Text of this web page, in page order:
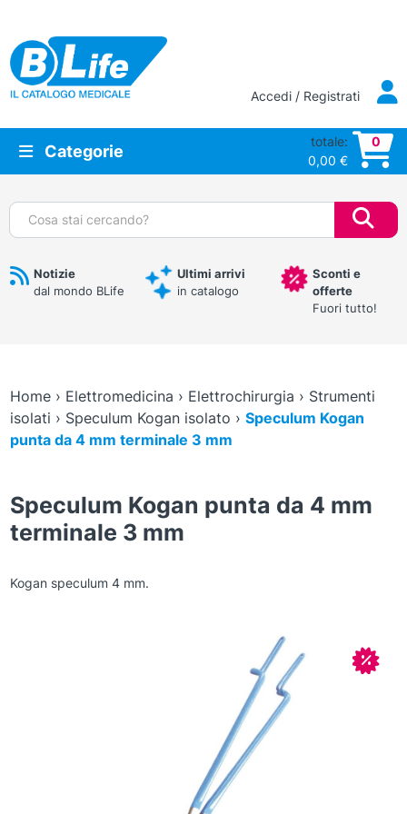
Vai al contenuto principale
Accedi / Registrati
Categorie
totale:
0,00 €
0
Cerca:
Notizie
dal mondo BLife
Ultimi arrivi
in catalogo
Sconti e
offerte
Fuori tutto!
Home› Elettromedicina › Elettrochirurgia › Strumenti
isolati › Speculum Kogan isolato › Speculum Kogan
punta da 4 mm terminale 3 mm
Speculum Kogan punta da 4 mm
terminale 3 mm
Kogan speculum 4 mm.
In